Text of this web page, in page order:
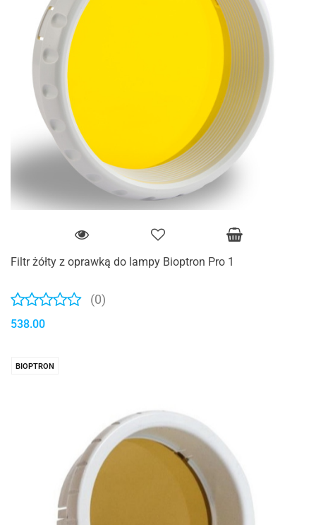
Filtr żółty z oprawką do lampy Bioptron Pro 1
(0)
538.00
BIOPTRON